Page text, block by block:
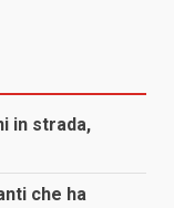
in strada,
che ha